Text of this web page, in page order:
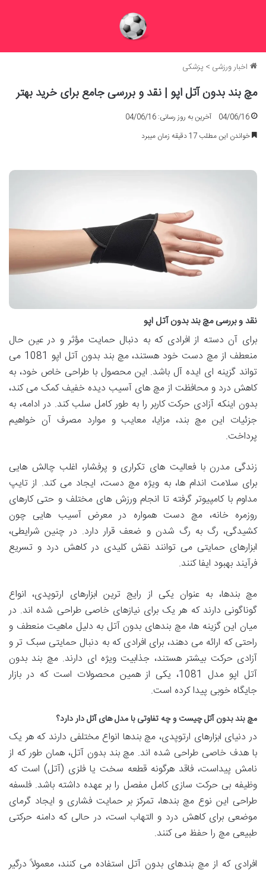
اخبار ورزشی > پزشکی
مچ بند بدون آتل اپو | نقد و بررسی جامع برای خرید بهتر
04/06/16
آخرین به روز رسانی: 04/06/16
خواندن این مطلب 17 دقیقه زمان میبرد
نقد و بررسی مچ بند بدون آتل اپو
برای آن دسته از افرادی که به دنبال حمایت مؤثر و در عین حال
منعطف از مچ دست خود هستند، مچ بند بدون آتل اپو 1081 می
تواند گزینه ای ایده آل باشد. این محصول با طراحی خاص خود، به
کاهش درد و محافظت از مچ های آسیب دیده خفیف کمک می کند،
بدون اینکه آزادی حرکت کاربر را به طور کامل سلب کند. در ادامه، به
جزئیات این مچ بند، مزایا، معایب و موارد مصرف آن خواهیم
پرداخت.
زندگی مدرن با فعالیت های تکراری و پرفشار، اغلب چالش هایی
برای سلامت اندام ها، به ویژه مچ دست، ایجاد می کند. از تایپ
مداوم با کامپیوتر گرفته تا انجام ورزش های مختلف و حتی کارهای
روزمره خانه، مچ دست همواره در معرض آسیب هایی چون
کشیدگی، رگ به رگ شدن و ضعف قرار دارد. در چنین شرایطی،
ابزارهای حمایتی می توانند نقش کلیدی در کاهش درد و تسریع
فرآیند بهبود ایفا کنند.
مچ بندها، به عنوان یکی از رایج ترین ابزارهای ارتوپدی، انواع
گوناگونی دارند که هر یک برای نیازهای خاصی طراحی شده اند. در
میان این گزینه ها، مچ بندهای بدون آتل به دلیل ماهیت منعطف و
راحتی که ارائه می دهند، برای افرادی که به دنبال حمایتی سبک تر و
آزادی حرکت بیشتر هستند، جذابیت ویژه ای دارند. مچ بند بدون
آتل اپو مدل 1081، یکی از همین محصولات است که در بازار
جایگاه خوبی پیدا کرده است.
مچ بند بدون آتل چیست و چه تفاوتی با مدل های آتل دار دارد؟
در دنیای ابزارهای ارتوپدی، مچ بندها انواع مختلفی دارند که هر یک
با هدف خاصی طراحی شده اند. مچ بند بدون آتل، همان طور که از
نامش پیداست، فاقد هرگونه قطعه سخت یا فلزی (آتل) است که
وظیفه بی حرکت سازی کامل مفصل را بر عهده داشته باشد. فلسفه
طراحی این نوع مچ بندها، تمرکز بر حمایت فشاری و ایجاد گرمای
موضعی برای کاهش درد و التهاب است، در حالی که دامنه حرکتی
طبیعی مچ را حفظ می کنند.
افرادی که از مچ بندهای بدون آتل استفاده می کنند، معمولاً درگیر